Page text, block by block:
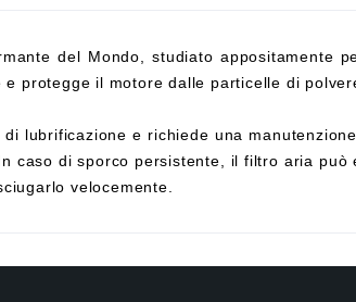
del Mondo, studiato appositamente
protegge il motore dalle particelle di
lubrificazione e richiede una
caso di sporco persistente, il filtro aria può
velocemente.